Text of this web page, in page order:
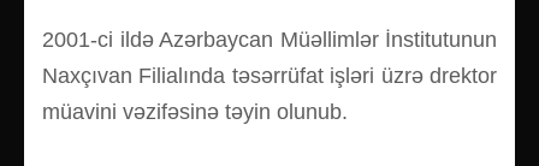
2001-ci ildə Azərbaycan Müəllimlər İnstitutunun
Naxçıvan Filialında təsərrüfat işləri üzrə drektor
müavini vəzifəsinə təyin olunub.